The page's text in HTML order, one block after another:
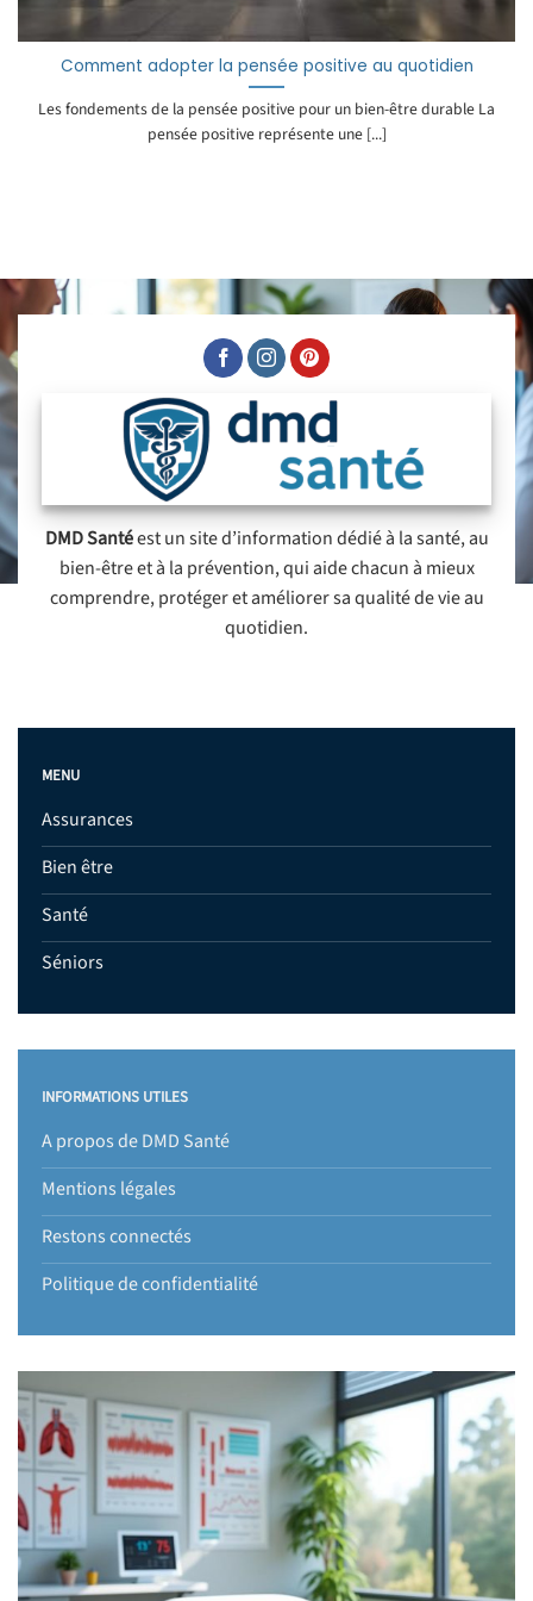
Comment adopter la pensée positive au quotidien
Les fondements de la pensée positive pour un bien-être durable La
pensée positive représente une [...]
DMD Santéest un site d’information dédié à la santé, au
bien-être et à la prévention, qui aide chacun à mieux
comprendre, protéger et améliorer sa qualité de vie au
quotidien.
MENU
Assurances
Bien être
Santé
Séniors
INFORMATIONS UTILES
A propos de DMD Santé
Mentions légales
Restons connectés
Politique de confidentialité